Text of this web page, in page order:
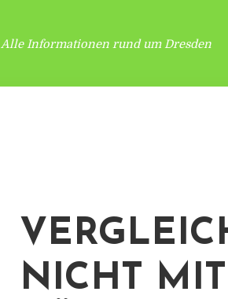
Alle Informationen rund um Dresden
NICHT